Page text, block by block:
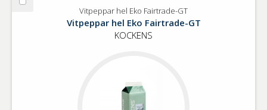
Välj
Vitpeppar hel Eko Fairtrade-GT
Vitpeppar hel Eko Fairtrade-GT
KOCKENS